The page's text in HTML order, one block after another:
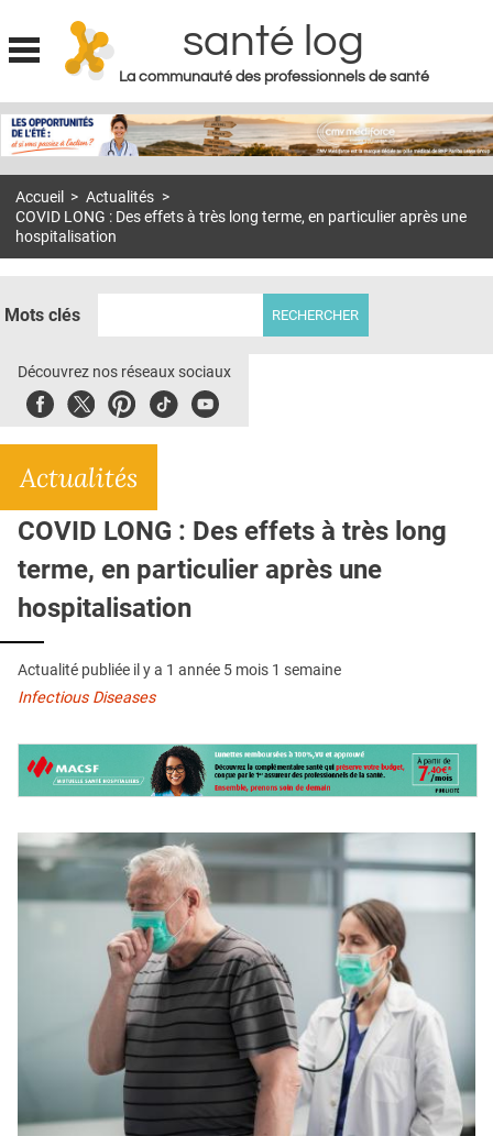
Jump to navigation
santé log
La communauté des professionnels de santé
MON COMPTE
S'ABONNER À LA REVUE SOIN À DOMICILE
ACTUS
E-REVUE SAD
THÉMA
CRÉDITS
Accueil > Actualités >
COVID LONG : Des effets à très long terme, en particulier après une
hospitalisation
Mots clés
Découvrez nos réseaux sociaux
FacebookTwitterPinterest
TiktokYoubute
Actualités
COVID LONG : Des effets à très long
terme, en particulier après une
hospitalisation
Actualité publiée il y a 1 année 5 mois 1 semaine
Infectious Diseases